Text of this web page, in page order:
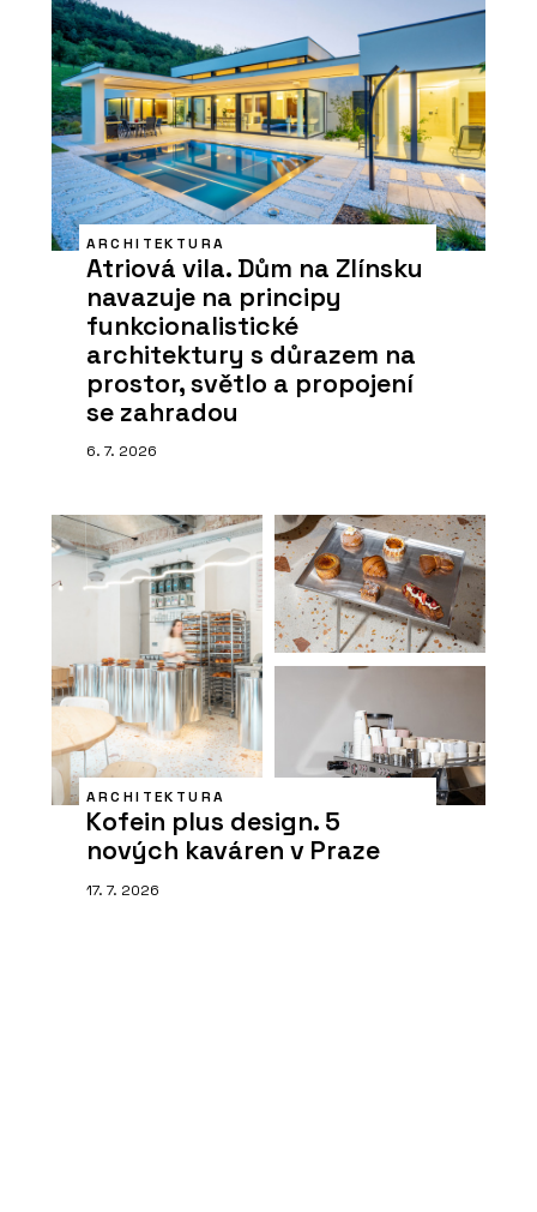
ARCHITEKTURA
Atriová vila. Dům na Zlínsku
navazuje na principy
funkcionalistické
architektury s důrazem na
prostor, světlo a propojení
se zahradou
6. 7. 2026
ARCHITEKTURA
Kofein plus design. 5
nových kaváren v Praze
17. 7. 2026